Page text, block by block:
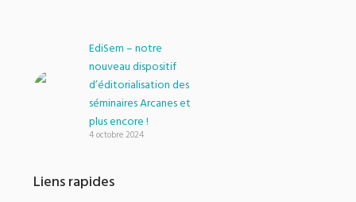
EdiSem – notre
nouveau dispositif
d’éditorialisation des
séminaires Arcanes et
plus encore !
4 octobre 2024
Liens rapides